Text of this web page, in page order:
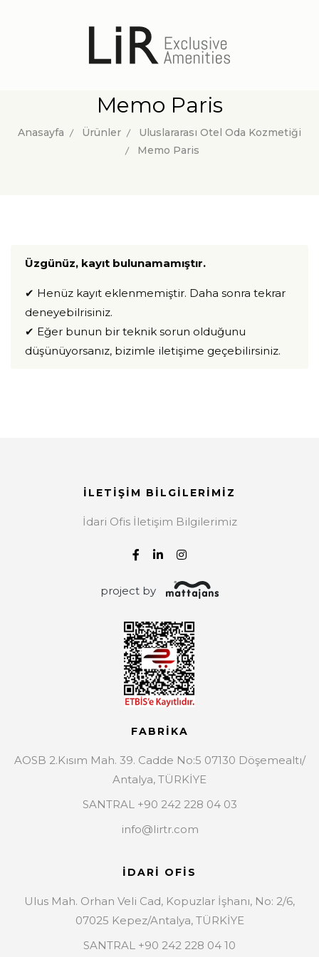
Memo Paris
Anasayfa Ürünler
Uluslararası Otel Oda Kozmetiği
Memo Paris
Üzgünüz, kayıt bulunamamıştır.
✔ Henüz kayıt eklenmemiştir. Daha sonra tekrar
deneyebilrisiniz.
✔ Eğer bunun bir teknik sorun olduğunu
düşünüyorsanız, bizimle iletişime geçebilirsiniz.
İLETİŞİM BİLGİLERİMİZ
İdari Ofis İletişim Bilgilerimiz
project by
FABRİKA
AOSB 2.Kısım Mah. 39. Cadde No:5 07130 Döşemealtı/
Antalya, TÜRKİYE
SANTRAL +90 242 228 04 03
info@lirtr.com
İDARİ OFİS
Ulus Mah. Orhan Veli Cad, Kopuzlar İşhanı, No: 2/6,
07025 Kepez/Antalya, TÜRKİYE
SANTRAL +90 242 228 04 10